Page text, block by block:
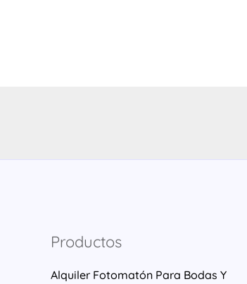
Productos
Alquiler Fotomatón Para Bodas Y